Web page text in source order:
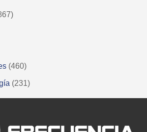
(460)
(231)